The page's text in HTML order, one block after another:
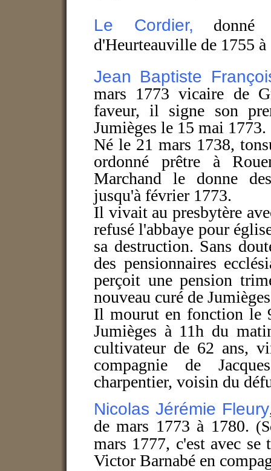
Le Cordier, donné
d'Heurteauville de 1755 à
Jean Baptiste
mars 1773 vicaire de
faveur, il signe son
Jumièges le 15 mai 1773.
Né le 21 mars 1738,
ordonné prêtre à
Marchand le donne
jusqu'à février 1773.
Il vivait au presbytère
refusé l'abbaye pour
sa destruction. Sans
des pensionnaires
perçoit une pension
nouveau curé de
Il mourut en fonction le
Jumièges à 11h du
cultivateur de 62 ans,
compagnie de
charpentier, voisin du
Nicolas Jérémie Fleury
de mars 1773 à 1780.
mars 1777, c'est avec
Victor Barnabé en